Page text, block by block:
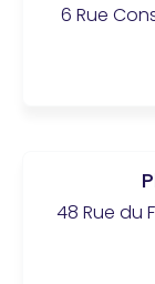
6 Rue
48 Rue du